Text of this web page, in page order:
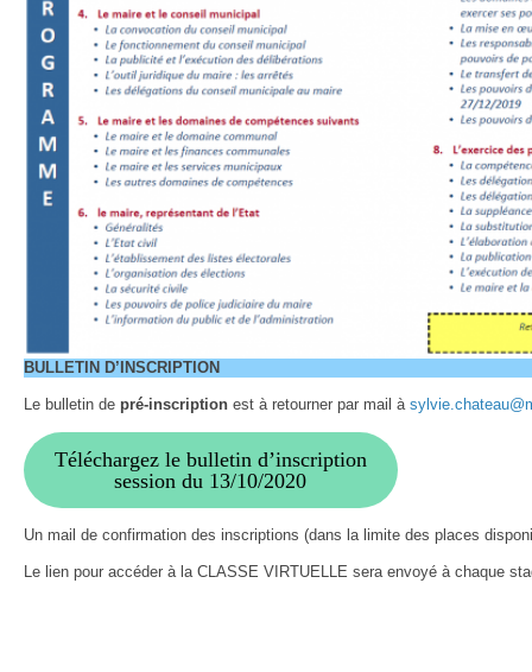
BULLETIN D’INSCRIPTION
Le bulletin de pré-inscription est à retourner par mail à
Téléchargez le bulletin d’inscription
session du 13/10/2020
Un mail de confirmation des inscriptions (dans la limite des places
Le lien pour accéder à la CLASSE VIRTUELLE sera envoyé à chaque